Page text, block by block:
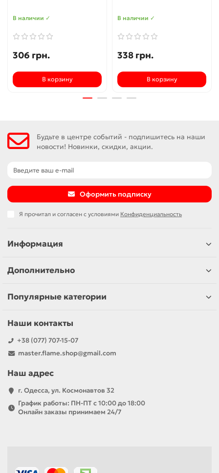
В наличии ✓
306 грн.
В корзину
В наличии ✓
338 грн.
В корзину
Будьте в центре событий - подпишитесь на наши
новости! Новинки, скидки, акции.
Оформить подписку
Я прочитал и согласен с условиями Конфиденциальность
Информация
Дополнительно
Популярные категории
Наши контакты
+38 (077) 707-15-07
master.flame.shop@gmail.com
Наш адрес
г. Одесса, ул. Космонавтов 32
График работы: ПН-ПТ с 10:00 до 18:00
Онлайн заказы принимаем 24/7